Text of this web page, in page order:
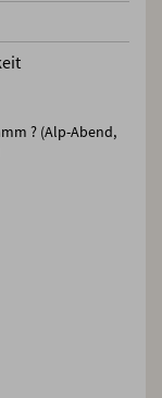
? (Alp-Abend,